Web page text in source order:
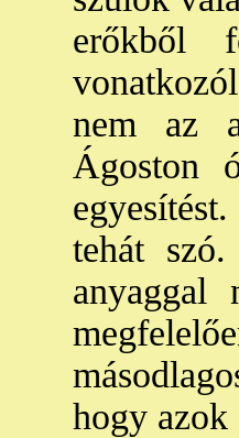
erőkből
nem az
Ágoston
tehát
hogy azok